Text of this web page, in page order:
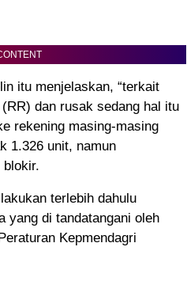
itu menjelaskan, “terkait
dan rusak sedang hal itu
rekening masing-masing
1.326 unit, namun
blokir.
terlebih dahulu
yang di tandatangani oleh
Kepmendagri